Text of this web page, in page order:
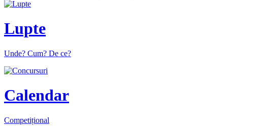
Lupte
Unde? Cum? De ce?
Calendar
Competițional